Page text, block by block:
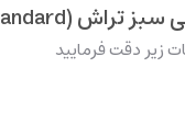
زیر دقت فرمایید